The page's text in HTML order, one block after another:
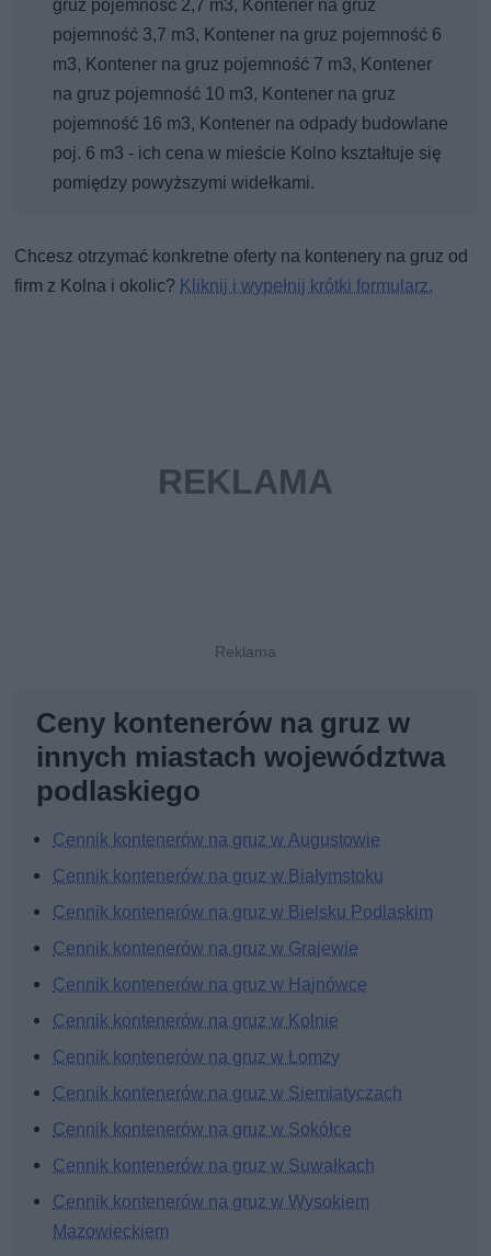
gruz pojemność 2,7 m3, Kontener na gruz
pojemność 3,7 m3, Kontener na gruz pojemność 6
m3, Kontener na gruz pojemność 7 m3, Kontener
na gruz pojemność 10 m3, Kontener na gruz
pojemność 16 m3, Kontener na odpady budowlane
poj. 6 m3 - ich cena w mieście Kolno kształtuje się
pomiędzy powyższymi widełkami.
Chcesz otrzymać konkretne oferty na kontenery na gruz od
firm z Kolna i okolic? Kliknij i wypełnij krótki formularz.
Ceny kontenerów na gruz w
innych miastach województwa
podlaskiego
Cennik kontenerów na gruz w Augustowie
Cennik kontenerów na gruz w Białymstoku
Cennik kontenerów na gruz w Bielsku Podlaskim
Cennik kontenerów na gruz w Grajewie
Cennik kontenerów na gruz w Hajnówce
Cennik kontenerów na gruz w Kolnie
Cennik kontenerów na gruz w Łomży
Cennik kontenerów na gruz w Siemiatyczach
Cennik kontenerów na gruz w Sokółce
Cennik kontenerów na gruz w Suwałkach
Cennik kontenerów na gruz w Wysokiem
Mazowieckiem